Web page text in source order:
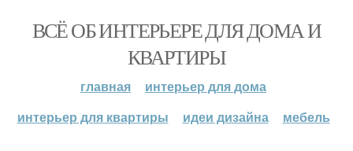
ВСЁ ОБ ИНТЕРЬЕРЕ ДЛЯ ДОМА И
КВАРТИРЫ
главная
интерьер для дома
интерьер для квартиры
идеи дизайна мебель